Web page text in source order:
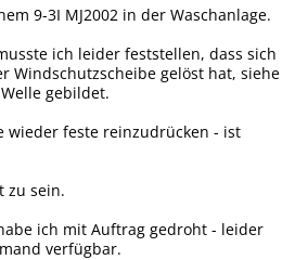
9-3I MJ2002 in der Waschanlage.
ich leider feststellen, dass sich
Windschutzscheibe gelöst hat, siehe
gebildet.
wieder feste reinzudrücken - ist
zu sein.
ich mit Auftrag gedroht - leider
verfügbar.